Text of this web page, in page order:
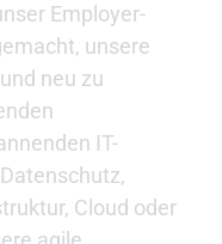
Employer-
unsere
neu zu
IT-
Cloud oder